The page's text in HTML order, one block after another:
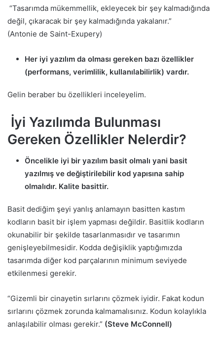
“Tasarımda mükemmellik, ekleyecek bir şey kalmadığında
değil, çıkaracak bir şey kalmadığında yakalanır.”
(Antonie de Saint-Exupery)
Her iyi yazılım da olması gereken bazı özellikler
(performans, verimlilik, kullanılabilirlik) vardır.
Gelin beraber bu özellikleri inceleyelim.
İyi Yazılımda Bulunması
Gereken Özellikler Nelerdir?
Öncelikle iyi bir yazılım basit olmalı yani basit
yazılmış ve değiştirilebilir kod yapısına sahip
olmalıdır. Kalite basittir.
Basit dediğim şeyi yanlış anlamayın basitten kastım
kodların basit bir işlem yapması değildir. Basitlik kodların
okunabilir bir şekilde tasarlanmasıdır ve tasarımın
genişleyebilmesidir. Kodda değişiklik yaptığımızda
tasarımda diğer kod parçalarının minimum seviyede
etkilenmesi gerekir.
“Gizemli bir cinayetin sırlarını çözmek iyidir. Fakat kodun
sırlarını çözmek zorunda kalmamalısınız. Kodun kolaylıkla
anlaşılabilir olması gerekir.” (Steve McConnell)